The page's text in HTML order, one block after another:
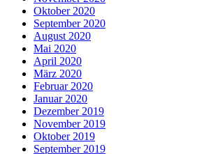
Oktober 2020
September 2020
August 2020
Mai 2020
April 2020
März 2020
Februar 2020
Januar 2020
Dezember 2019
November 2019
Oktober 2019
September 2019